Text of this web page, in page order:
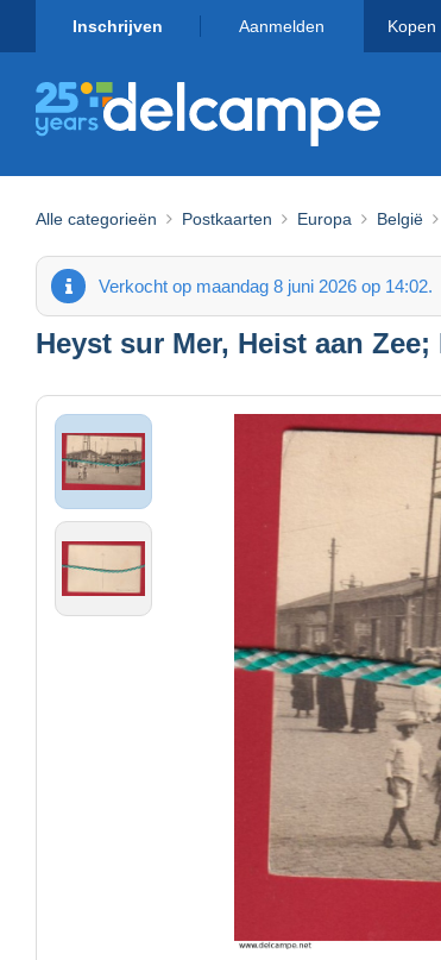
Inschrijven Aanmelden Kopen
Alle categorieën Postkaarten Europa België
Verkocht op maandag 8 juni 2026 op 14:02.
Heyst sur Mer, Heist aan